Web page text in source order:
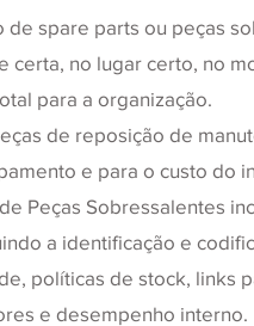
de spare parts ou peças
certa, no lugar certo, no
para a organização.
de reposição de
e para o custo do
Peças Sobressalentes
a identificação e
políticas de stock, links
e desempenho interno.